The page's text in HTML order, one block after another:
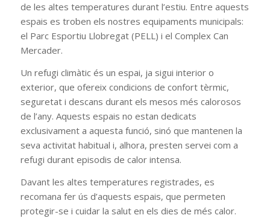
de les altes temperatures durant l’estiu. Entre aquests
espais es troben els nostres equipaments municipals:
el Parc Esportiu Llobregat (PELL) i el Complex Can
Mercader.
Un refugi climàtic és un espai, ja sigui interior o
exterior, que ofereix condicions de confort tèrmic,
seguretat i descans durant els mesos més calorosos
de l’any. Aquests espais no estan dedicats
exclusivament a aquesta funció, sinó que mantenen la
seva activitat habitual i, alhora, presten servei com a
refugi durant episodis de calor intensa.
Davant les altes temperatures registrades, es
recomana fer ús d’aquests espais, que permeten
protegir-se i cuidar la salut en els dies de més calor.